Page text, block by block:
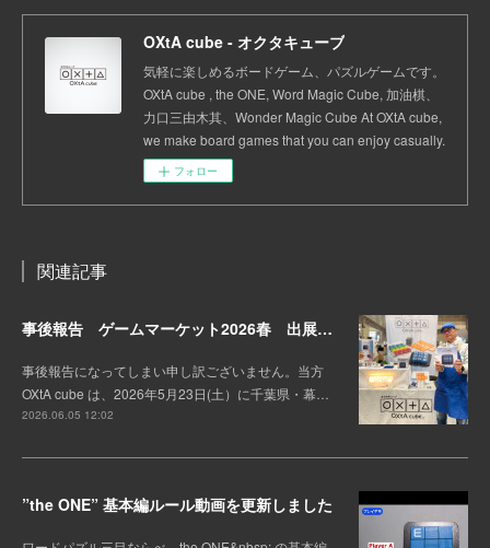
OXtA cube - オクタキューブ
気軽に楽しめるボードゲーム、パズルゲームです。
OXtA cube , the ONE, Word Magic Cube, 加油棋、
力口三由木其、Wonder Magic Cube At OXtA cube,
we make board games that you can enjoy casually.
フォロー
関連記事
事後報告 ゲームマーケット2026春 出展しました。
事後報告になってしまい申し訳ございません。当方
OXtA cube は、2026年5月23日(土）に千葉県・幕…
2026.06.05 12:02
”the ONE” 基本編ルール動画を更新しました